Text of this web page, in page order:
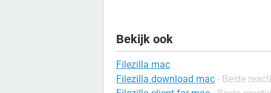
Bekijk ook
Filezilla mac
Filezilla download mac - Beste